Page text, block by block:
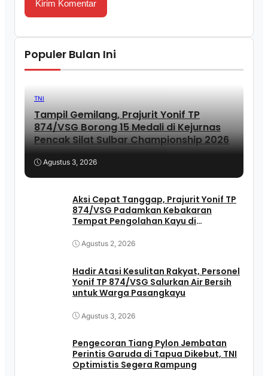
Populer Bulan Ini
TNI
Tampil Gemilang, Prajurit Yonif TP
874/VSG Borong 15 Medali di Kejurnas
Pencak Silat Sulbar Championship 2026
Agustus 3, 2026
Aksi Cepat Tanggap, Prajurit Yonif TP
874/VSG Padamkan Kebakaran
Tempat Pengolahan Kayu di
Agustus 2, 2026
Hadir Atasi Kesulitan Rakyat, Personel
Yonif TP 874/VSG Salurkan Air Bersih
untuk Warga Pasangkayu
Agustus 3, 2026
Pengecoran Tiang Pylon Jembatan
Perintis Garuda di Tapua Dikebut, TNI
Optimistis Segera Rampung